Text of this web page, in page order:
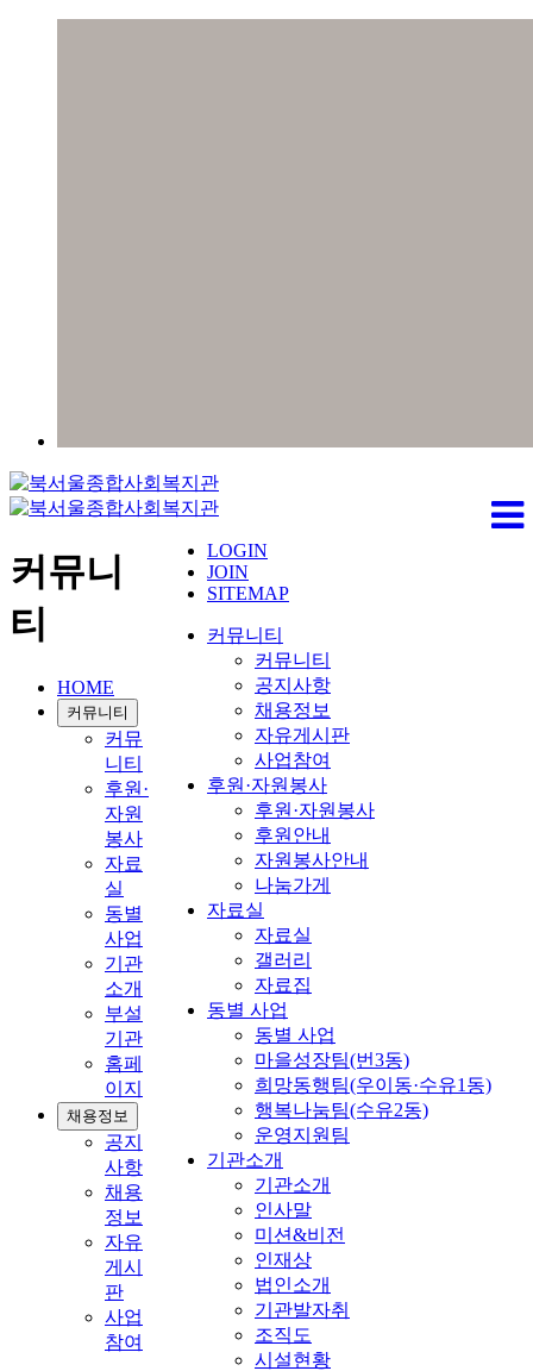
LOGIN
JOIN
SITEMAP
커뮤니티
커뮤니티
공지사항
채용정보
자유게시판
사업참여
후원·자원봉사
후원·자원봉사
후원안내
자원봉사안내
나눔가게
자료실
자료실
갤러리
자료집
동별 사업
동별 사업
마을성장팀(번3동)
희망동행팀(우이동·수유1동)
행복나눔팀(수유2동)
운영지원팀
기관소개
기관소개
인사말
미션&비전
인재상
법인소개
기관발자취
조직도
시설현황
커뮤니
티
HOME
커뮤니티
커뮤
니티
후원·
자원
봉사
자료
실
동별
사업
기관
소개
부설
기관
홈페
이지
채용정보
공지
사항
채용
정보
자유
게시
판
사업
참여